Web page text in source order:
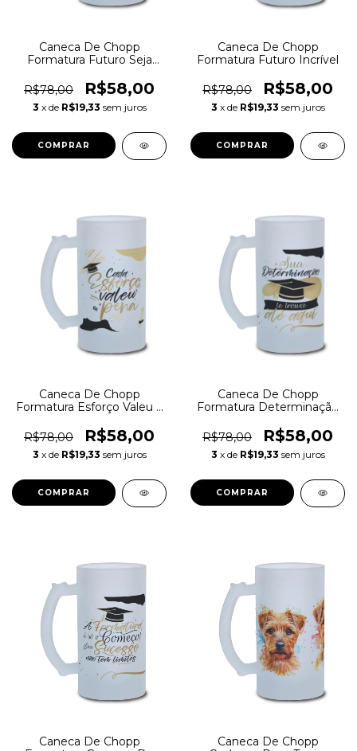
Caneca De Chopp
Formatura Futuro Seja
R$78,00
R$58,00
3 x de R$19,33 sem juros
Caneca De Chopp
Formatura Futuro Incrível
R$78,00 R$58,00
3 x de R$19,33 sem juros
Caneca De Chopp
Formatura Esforço Valeu a
R$78,00
R$58,00
3 x de R$19,33 sem juros
Caneca De Chopp
Formatura Determinação
R$78,00
R$58,00
3 x de R$19,33 sem juros
Caneca De Chopp
Caneca De Chopp